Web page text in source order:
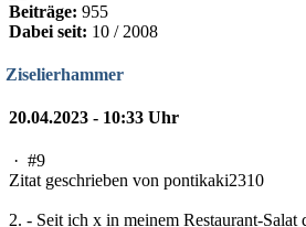
Beiträge: 955
Dabei seit: 10 / 2008
Ziselierhammer
20.04.2023 - 10:33 Uhr
· #9
Zitat geschrieben von pontikaki2310
2. - Seit ich x in meinem Restaurant-Salat